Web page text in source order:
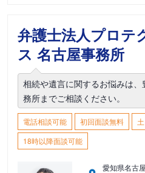
弁護士法人プロテ
ス 名古屋事務所
相続や遺言に関するお悩みは
務所までご相談ください。
電話相談可能 初回面談無料
18時以降面談可能
愛知県名古